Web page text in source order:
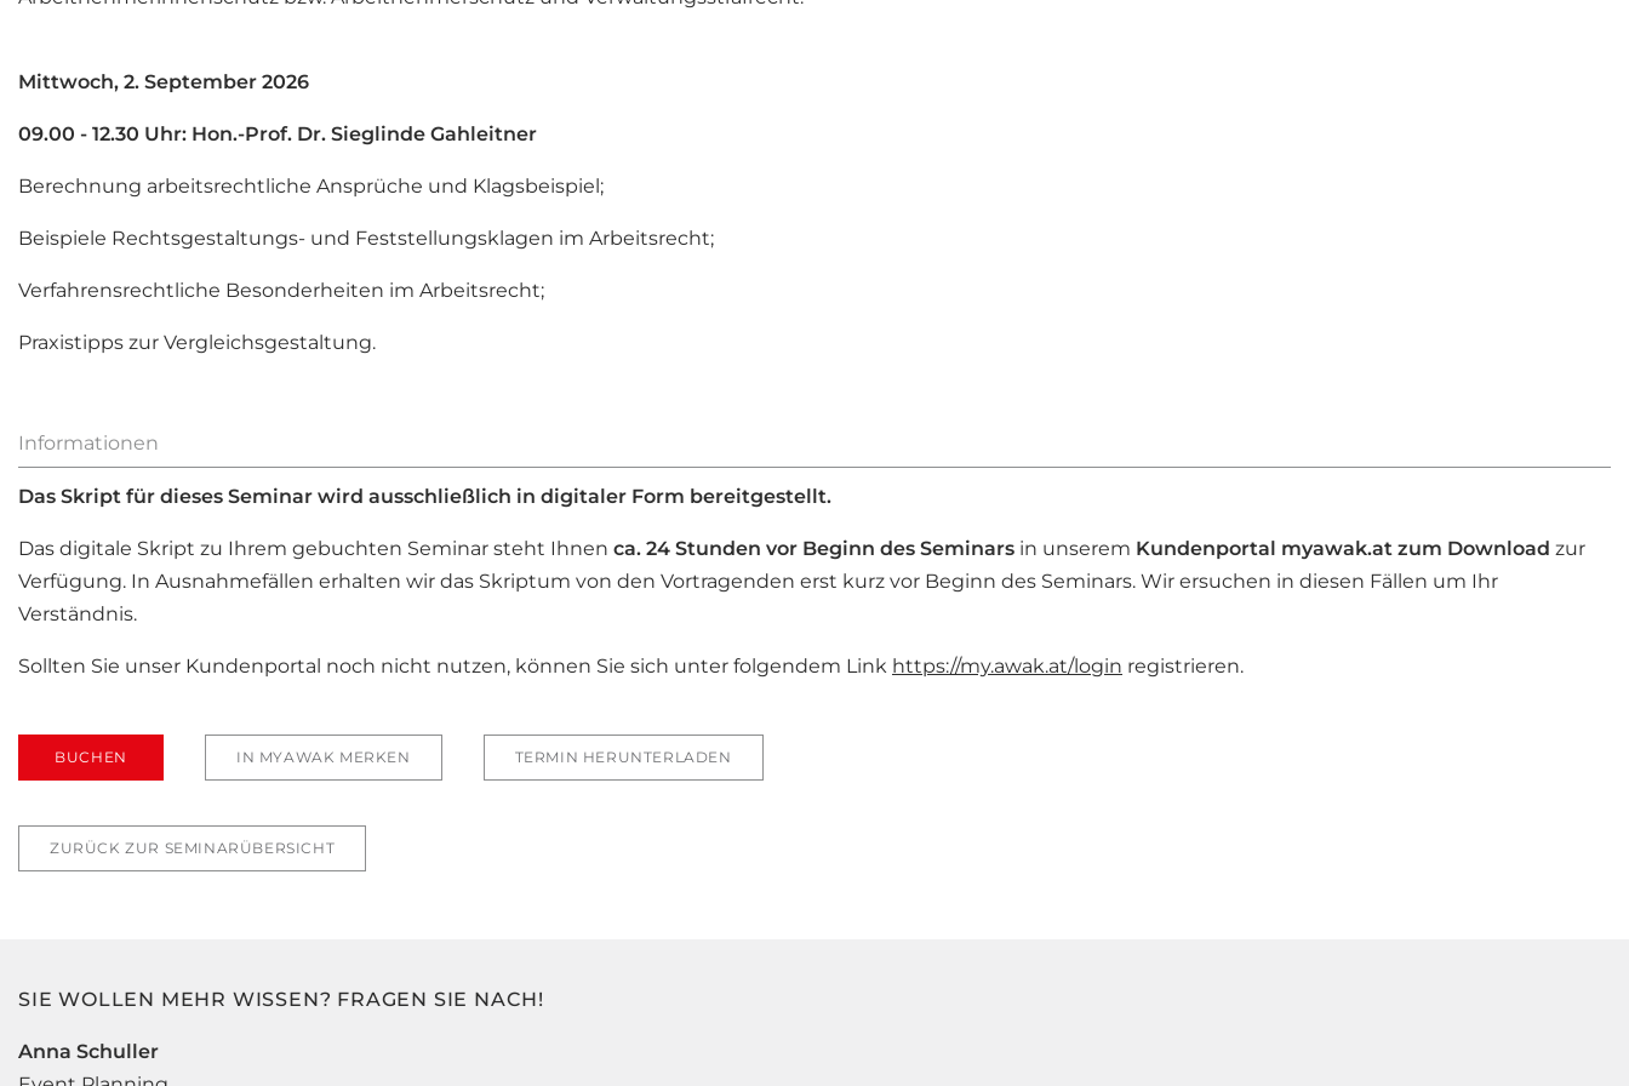
Mittwoch, 2. September 2026
09.00 - 12.30 Uhr: Hon.-Prof. Dr. Sieglinde Gahleitner
Berechnung arbeitsrechtliche Ansprüche und Klagsbeispiel;
Beispiele Rechtsgestaltungs- und Feststellungsklagen im Arbeitsrecht;
Verfahrensrechtliche Besonderheiten im Arbeitsrecht;
Praxistipps zur Vergleichsgestaltung.
Informationen
Das Skript für dieses Seminar wird ausschließlich in digitaler Form bereitgestellt.
Das digitale Skript zu Ihrem gebuchten Seminar steht Ihnen ca. 24 Stunden vor Beginn des Seminars in unserem Kundenportal myawak.at zum Download zur
Verfügung. In Ausnahmefällen erhalten wir das Skriptum von den Vortragenden erst kurz vor Beginn des Seminars. Wir ersuchen in diesen Fällen um Ihr
Verständnis.
Sollten Sie unser Kundenportal noch nicht nutzen, können Sie sich unter folgendem Link https://my.awak.at/login registrieren.
BUCHEN IN MYAWAK MERKEN TERMIN HERUNTERLADEN
ZURÜCK ZUR SEMINARÜBERSICHT
SIE WOLLEN MEHR WISSEN? FRAGEN SIE NACH!
Anna Schuller